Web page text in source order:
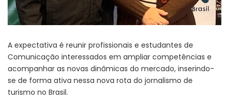
A expectativa é reunir profissionais e estudantes de
Comunicação interessados em ampliar competências e
acompanhar as novas dinâmicas do mercado, inserindo-
se de forma ativa nessa nova rota do jornalismo de
turismo no Brasil.